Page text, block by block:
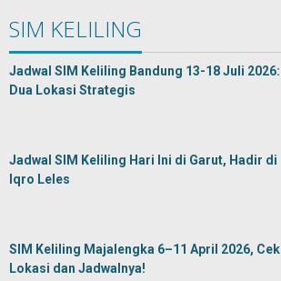
SIM KELILING
Jadwal SIM Keliling Bandung 13-18 Juli 2026:
Dua Lokasi Strategis
Jadwal SIM Keliling Hari Ini di Garut, Hadir di
Iqro Leles
SIM Keliling Majalengka 6–11 April 2026, Cek
Lokasi dan Jadwalnya!